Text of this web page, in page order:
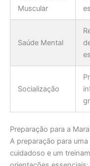
Muscular
Saúde Mental
Socialização
Preparação para a
A preparação para
cuidadoso e um